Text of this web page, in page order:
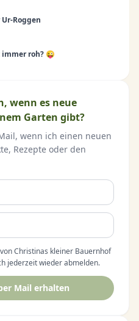
Roggen
roh? 😜
wenn es neue
Garten gibt?
wenn ich einen neuen
Rezepte oder den
Christinas kleiner Bauernhof
jederzeit wieder abmelden.
Mail erhalten